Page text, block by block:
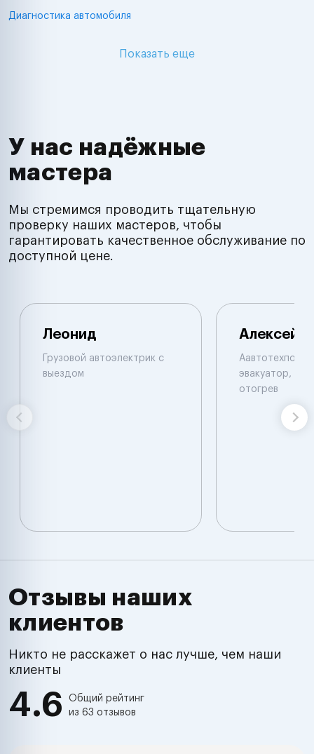
Диагностика автомобиля
Показать еще
У нас надёжные
мастера
Мы стремимся проводить тщательную
проверку наших мастеров, чтобы
гарантировать качественное обслуживание по
доступной цене.
Леонид
Грузовой автоэлектрик с
выездом
Алексей
эвакуатор,
отогрев
Отзывы наших
клиентов
Никто не расскажет о нас лучше, чем наши
клиенты
4.6
Общий рейтинг
из 63 отзывов